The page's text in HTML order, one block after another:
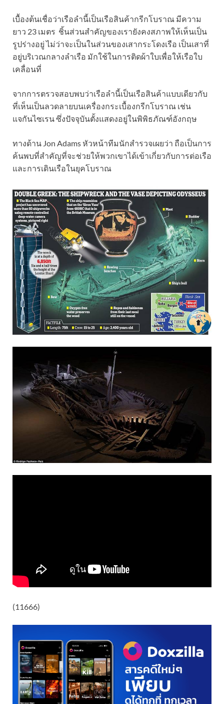
เบื้องต้นเชื่อว่าเรือลำนี้เป็นเรือสินค้ากรีกโบราณ มีความ
ยาว 23 เมตร ชิ้นส่วนสำคัญของเรายังคงสภาพให้เห็นเป็น
รูปร่างอยู่ ไม่ว่าจะเป็นในส่วนของเสากระโดงเรือ เป็นเสาที่
อยู่บริเวณกลางลำเรือ มักใช้ในการติดผ้าใบเพื่อให้เรือใบ
เคลื่อนที่
จากการตรวจสอบพบว่าเรือลำนี้เป็นเรือสินค้าแบบเดียวกับ
ที่เห็นเป็นลวดลายบนเครื่องกระเบื้องกรีกโบราณ เช่น
แจกันไซเรน ซึ่งปัจจุบันตั้งแสดงอยู่ในพิพิธภัณฑ์อังกฤษ
ทางด้าน Jon Adams หัวหน้าทีมนักสำรวจเผยว่า ถือเป็นการ
ค้นพบที่สำคัญที่จะช่วยให้พวกเขาได้เข้าเกี่ยวกับการต่อเรือ
และการเดินเรือในยุคโบราณ
(11666)